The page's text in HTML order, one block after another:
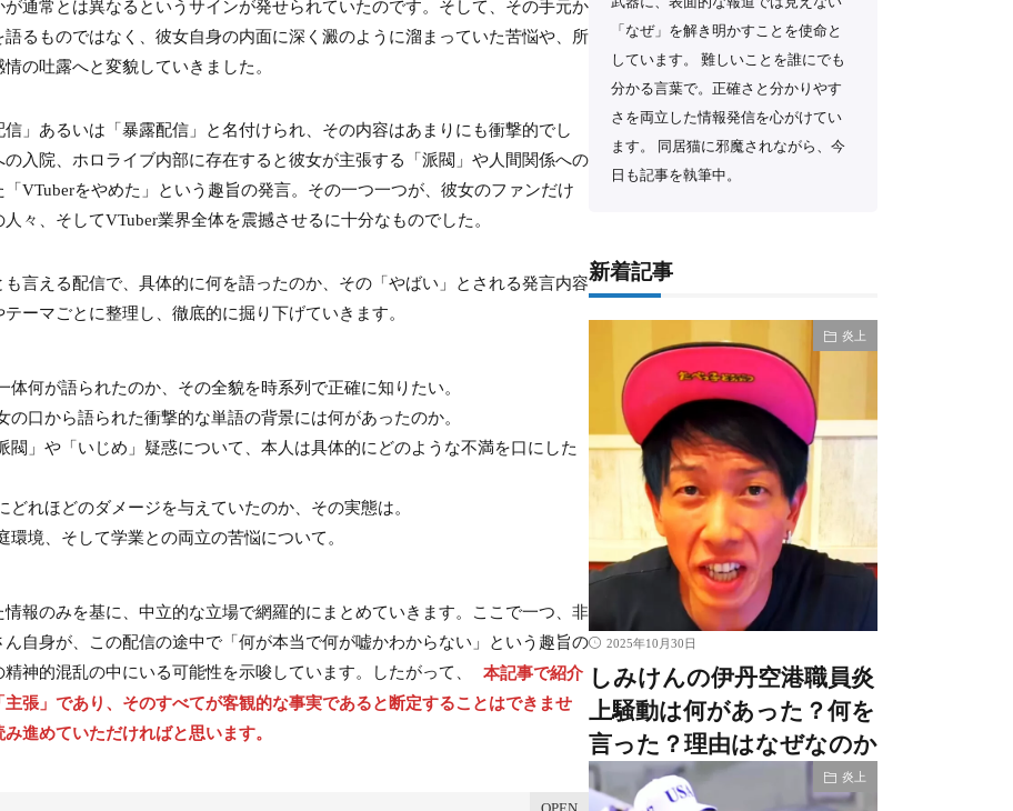
通常とは異なるというサインが発せられていたのです。そして、その手元か
るものではなく、彼女自身の内面に深く澱のように溜まっていた苦悩や、所
の吐露へと変貌していきました。
」あるいは「暴露配信」と名付けられ、その内容はあまりにも衝撃的でし
入院、ホロライブ内部に存在すると彼女が主張する「派閥」や人間関係への
VTuberをやめた」という趣旨の発言。その一つ一つが、彼女のファンだけ
々、そしてVTuber業界全体を震撼させるに十分なものでした。
言える配信で、具体的に何を語ったのか、その「やばい」とされる発言内容
ーマごとに整理し、徹底的に掘り下げていきます。
何が語られたのか、その全貌を時系列で正確に知りたい。
の口から語られた衝撃的な単語の背景には何があったのか。
閥」や「いじめ」疑惑について、本人は具体的にどのような不満を口にした
れほどのダメージを与えていたのか、その実態は。
境、そして学業との両立の苦悩について。
報のみを基に、中立的な立場で網羅的にまとめていきます。ここで一つ、非
自身が、この配信の途中で「何が本当で何が嘘かわからない」という趣旨の
神的混乱の中にいる可能性を示唆しています。したがって、
本記事で紹介
張」であり、そのすべてが客観的な事実であると断定することはできませ
進めていただければと思います。
「なぜ」を解き明かすことを使命と
しています。 難しいことを誰にでも
分かる言葉で。正確さと分かりやす
さを両立した情報発信を心がけてい
ます。 同居猫に邪魔されながら、今
日も記事を執筆中。
新着記事
炎上
2025年10月30日
しみけんの伊丹空港職員炎
上騒動は何があった？何を
言った？理由はなぜなのか
炎上